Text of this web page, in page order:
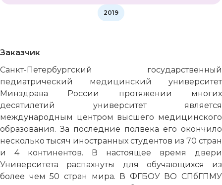
2019
Заказчик
Санкт-Петербургский государственный
педиатрический медицинский университет
Минздрава России протяжении многих
десятилетий университет является
международным центром высшего медицинского
образования. За последние полвека его окончило
несколько тысяч иностранных студентов из 70 стран
и 4 континентов. В настоящее время двери
Университета распахнуты для обучающихся из
более чем 50 стран мира. В ФГБОУ ВО СПбГПМУ